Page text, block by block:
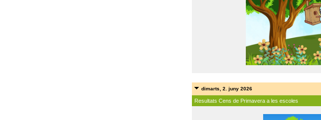
dimarts, 2. juny 2026
Resultats Cens de Primavera a les escoles